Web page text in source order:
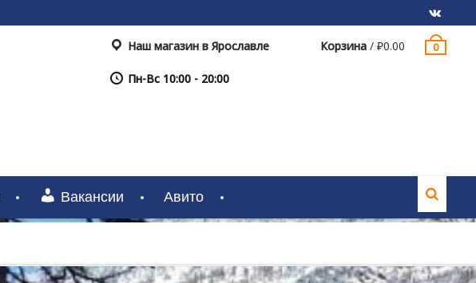
VK
Корзина / ₽0.00 0
Наш магазин в Ярославле
Пн-Вс 10:00 - 20:00
Вакансии Авито